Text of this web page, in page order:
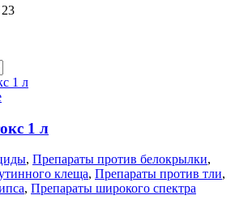
1 л
, Препараты против белокрылки,
клеща, Препараты против тли,
, Препараты широкого спектра